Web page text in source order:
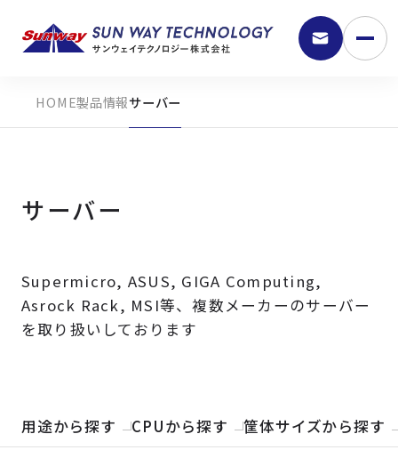
9:30 - 18:00
製品検索
製品情報サーバー
サーバー
Supermicro, ASUS, GIGA Computing,
Asrock Rack, MSI等、複数メーカーのサーバー
を取り扱いしております
用途から探す CPUから探す 筐体サイズから探す